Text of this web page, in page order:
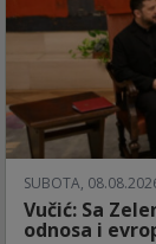
SUBOTA,
Vučić: Sa
odnosa i